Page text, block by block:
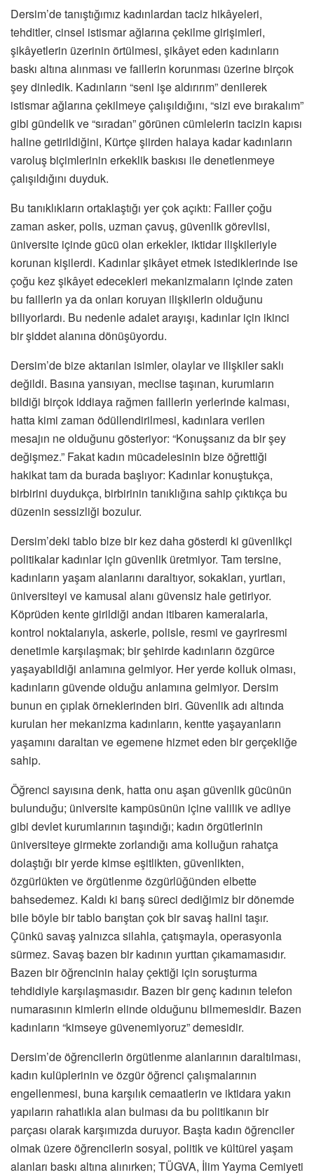
Dersim’de tanıştığımız kadınlardan taciz hikâyeleri,
tehditler, cinsel istismar ağlarına çekilme girişimleri,
şikâyetlerin üzerinin örtülmesi, şikâyet eden kadınların
baskı altına alınması ve faillerin korunması üzerine birçok
şey dinledik. Kadınların “seni işe aldırırım” denilerek
istismar ağlarına çekilmeye çalışıldığını, “sizi eve bırakalım”
gibi gündelik ve “sıradan” görünen cümlelerin tacizin kapısı
haline getirildiğini, Kürtçe şiirden halaya kadar kadınların
varoluş biçimlerinin erkeklik baskısı ile denetlenmeye
çalışıldığını duyduk.
Bu tanıklıkların ortaklaştığı yer çok açıktı: Failler çoğu
zaman asker, polis, uzman çavuş, güvenlik görevlisi,
üniversite içinde gücü olan erkekler, iktidar ilişkileriyle
korunan kişilerdi. Kadınlar şikâyet etmek istediklerinde ise
çoğu kez şikâyet edecekleri mekanizmaların içinde zaten
bu faillerin ya da onları koruyan ilişkilerin olduğunu
biliyorlardı. Bu nedenle adalet arayışı, kadınlar için ikinci
bir şiddet alanına dönüşüyordu.
Dersim’de bize aktarılan isimler, olaylar ve ilişkiler saklı
değildi. Basına yansıyan, meclise taşınan, kurumların
bildiği birçok iddiaya rağmen faillerin yerlerinde kalması,
hatta kimi zaman ödüllendirilmesi, kadınlara verilen
mesajın ne olduğunu gösteriyor: “Konuşsanız da bir şey
değişmez.” Fakat kadın mücadelesinin bize öğrettiği
hakikat tam da burada başlıyor: Kadınlar konuştukça,
birbirini duydukça, birbirinin tanıklığına sahip çıktıkça bu
düzenin sessizliği bozulur.
Dersim’deki tablo bize bir kez daha gösterdi ki güvenlikçi
politikalar kadınlar için güvenlik üretmiyor. Tam tersine,
kadınların yaşam alanlarını daraltıyor, sokakları, yurtları,
üniversiteyi ve kamusal alanı güvensiz hale getiriyor.
Köprüden kente girildiği andan itibaren kameralarla,
kontrol noktalarıyla, askerle, polisle, resmi ve gayriresmi
denetimle karşılaşmak; bir şehirde kadınların özgürce
yaşayabildiği anlamına gelmiyor. Her yerde kolluk olması,
kadınların güvende olduğu anlamına gelmiyor. Dersim
bunun en çıplak örneklerinden biri. Güvenlik adı altında
kurulan her mekanizma kadınların, kentte yaşayanların
yaşamını daraltan ve egemene hizmet eden bir gerçekliğe
sahip.
Öğrenci sayısına denk, hatta onu aşan güvenlik gücünün
bulunduğu; üniversite kampüsünün içine valilik ve adliye
gibi devlet kurumlarının taşındığı; kadın örgütlerinin
üniversiteye girmekte zorlandığı ama kolluğun rahatça
dolaştığı bir yerde kimse eşitlikten, güvenlikten,
özgürlükten ve örgütlenme özgürlüğünden elbette
bahsedemez. Kaldı ki barış süreci dediğimiz bir dönemde
bile böyle bir tablo barıştan çok bir savaş halini taşır.
Çünkü savaş yalnızca silahla, çatışmayla, operasyonla
sürmez. Savaş bazen bir kadının yurttan çıkamamasıdır.
Bazen bir öğrencinin halay çektiği için soruşturma
tehdidiyle karşılaşmasıdır. Bazen bir genç kadının telefon
numarasının kimlerin elinde olduğunu bilmemesidir. Bazen
kadınların “kimseye güvenemiyoruz” demesidir.
Dersim’de öğrencilerin örgütlenme alanlarının daraltılması,
kadın kulüplerinin ve özgür öğrenci çalışmalarının
engellenmesi, buna karşılık cemaatlerin ve iktidara yakın
yapıların rahatlıkla alan bulması da bu politikanın bir
parçası olarak karşımızda duruyor. Başta kadın öğrenciler
olmak üzere öğrencilerin sosyal, politik ve kültürel yaşam
alanları baskı altına alınırken; TÜGVA, İlim Yayma Cemiyeti